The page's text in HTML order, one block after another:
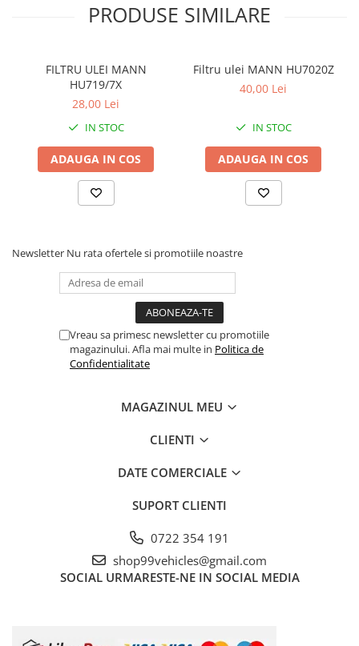
PRODUSE SIMILARE
FILTRU ULEI MANN
HU719/7X
28,00 Lei
IN STOC
ADAUGA IN COS
Filtru ulei MANN HU7020Z
40,00 Lei
IN STOC
ADAUGA IN COS
Newsletter Nu rata ofertele si promotiile noastre
Vreau sa primesc newsletter cu promotiile
magazinului. Afla mai multe in Politica de
Confidentialitate
MAGAZINUL MEU
CLIENTI
DATE COMERCIALE
SUPORT CLIENTI
0722 354 191
shop99vehicles@gmail.com
SOCIAL URMARESTE-NE IN SOCIAL MEDIA